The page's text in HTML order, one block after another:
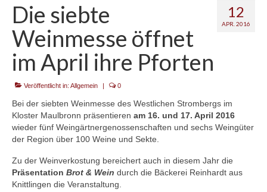
12
APR. 2016
Die siebte
Weinmesse öffnet
im April ihre Pforten
Veröffentlicht in: Allgemein | 0
Bei der siebten Weinmesse des Westlichen Strombergs im
Kloster Maulbronn präsentieren am 16. und 17. April 2016
wieder fünf Weingärtnergenossenschaften und sechs Weingüter
der Region über 100 Weine und Sekte.
Zu der Weinverkostung bereichert auch in diesem Jahr die
Präsentation Brot & Wein durch die Bäckerei Reinhardt aus
Knittlingen die Veranstaltung.